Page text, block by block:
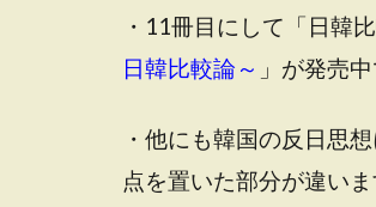
・11冊目にして「日韓
日韓比較論～ 」が発売中
・他にも韓国の反日思
点を置いた部分が違い